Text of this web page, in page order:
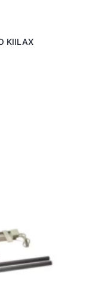
KIILAX